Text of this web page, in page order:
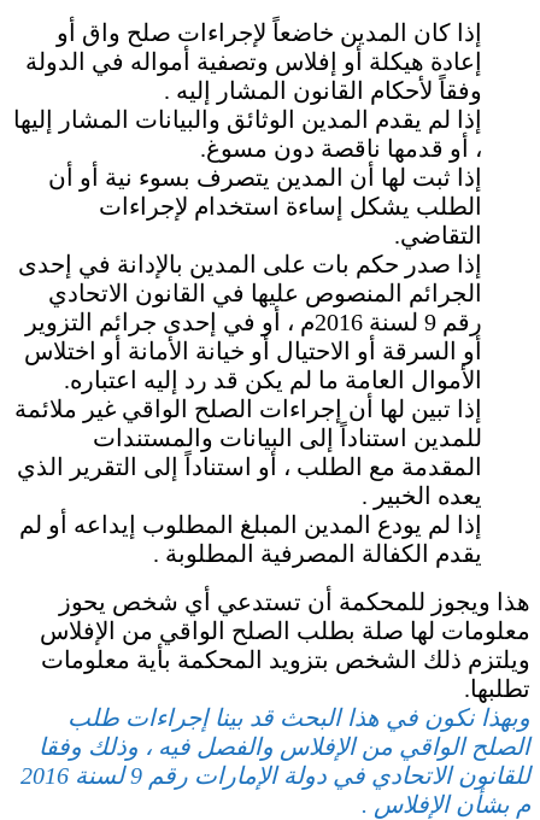
إذا كان المدين خاضعاً لإجراءات صلح واق أو
إعادة هيكلة أو إفلاس وتصفية أمواله في الدولة
وفقاً لأحكام القانون المشار إليه .
إذا لم يقدم المدين الوثائق والبيانات المشار إليها
، أو قدمها ناقصة دون مسوغ.
إذا ثبت لها أن المدين يتصرف بسوء نية أو أن
الطلب يشكل إساءة استخدام لإجراءات
التقاضي.
إذا صدر حكم بات على المدين بالإدانة في إحدى
الجرائم المنصوص عليها في القانون الاتحادي
رقم 9 لسنة 2016م ، أو في إحدى جرائم التزوير
أو السرقة أو الاحتيال أو خيانة الأمانة أو اختلاس
الأموال العامة ما لم يكن قد رد إليه اعتباره.
إذا تبين لها أن إجراءات الصلح الواقي غير ملائمة
للمدين استناداً إلى البيانات والمستندات
المقدمة مع الطلب ، أو استناداً إلى التقرير الذي
يعده الخبير .
إذا لم يودع المدين المبلغ المطلوب إيداعه أو لم
يقدم الكفالة المصرفية المطلوبة .
هذا ويجوز للمحكمة أن تستدعي أي شخص يحوز
معلومات لها صلة بطلب الصلح الواقي من الإفلاس
ويلتزم ذلك الشخص بتزويد المحكمة بأية معلومات
تطلبها.
وبهذا نكون في هذا البحث قد بينا إجراءات طلب
الصلح الواقي من الإفلاس والفصل فيه ، وذلك وفقا
للقانون الاتحادي في دولة الإمارات رقم 9 لسنة 2016
م بشأن الإفلاس .